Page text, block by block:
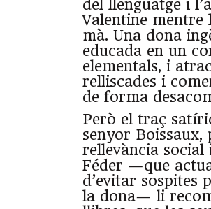
del llenguatge i
Valentine mentre
mà. Una dona
educada en un
elementals, i
relliscades i
de forma
Però el traç
senyor
rellevància social
Féder —que
d’evitar sospites
la dona— li